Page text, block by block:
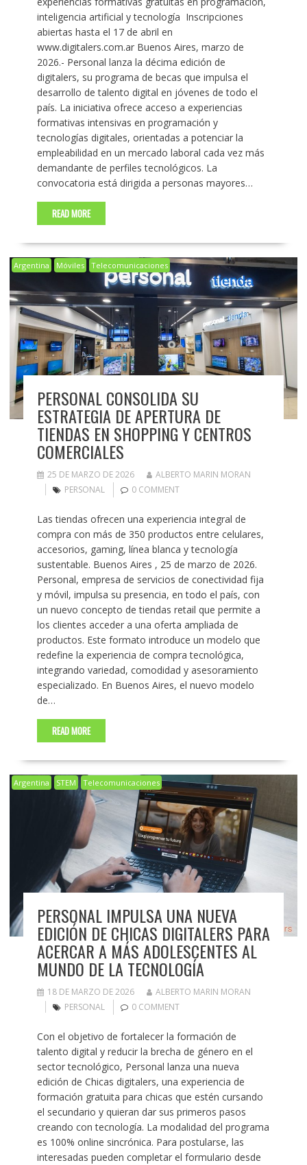
inteligencia artificial y tecnología Inscripciones
abiertas hasta el 17 de abril en
www.digitalers.com.ar Buenos Aires, marzo de
2026.- Personal lanza la décima edición de
digitalers, su programa de becas que impulsa el
desarrollo de talento digital en jóvenes de todo el
país. La iniciativa ofrece acceso a experiencias
formativas intensivas en programación y
tecnologías digitales, orientadas a potenciar la
empleabilidad en un mercado laboral cada vez más
demandante de perfiles tecnológicos. La
convocatoria está dirigida a personas mayores…
READ MORE
Argentina Móviles Telecomunicaciones
PERSONAL CONSOLIDA SU
ESTRATEGIA DE APERTURA DE
TIENDAS EN SHOPPING Y CENTROS
COMERCIALES
25 DE MARZO DE 2026
ALBERTO MARIN MORAN
PERSONAL
0 COMMENT
Las tiendas ofrecen una experiencia integral de
compra con más de 350 productos entre celulares,
accesorios, gaming, línea blanca y tecnología
sustentable. Buenos Aires , 25 de marzo de 2026.
Personal, empresa de servicios de conectividad fija
y móvil, impulsa su presencia, en todo el país, con
un nuevo concepto de tiendas retail que permite a
los clientes acceder a una oferta ampliada de
productos. Este formato introduce un modelo que
redefine la experiencia de compra tecnológica,
integrando variedad, comodidad y asesoramiento
especializado. En Buenos Aires, el nuevo modelo
de…
READ MORE
Argentina STEM Telecomunicaciones
PERSONAL IMPULSA UNA NUEVA
EDICIÓN DE CHICAS DIGITALERS PARA
ACERCAR A MÁS ADOLESCENTES AL
MUNDO DE LA TECNOLOGÍA
18 DE MARZO DE 2026
ALBERTO MARIN MORAN
PERSONAL
0 COMMENT
Con el objetivo de fortalecer la formación de
talento digital y reducir la brecha de género en el
sector tecnológico, Personal lanza una nueva
edición de Chicas digitalers, una experiencia de
formación gratuita para chicas que estén cursando
el secundario y quieran dar sus primeros pasos
creando con tecnología. La modalidad del programa
es 100% online sincrónica. Para postularse, las
interesadas pueden completar el formulario desde